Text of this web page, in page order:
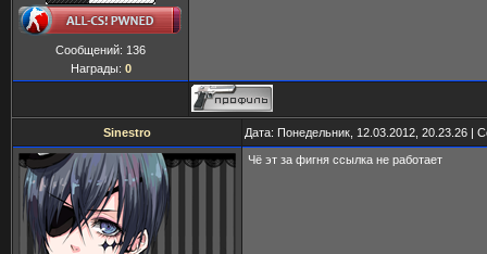
Сообщений: 136
Награды: 0
Sinestro Дата: Понедельник, 12.03.2012, 20.23.26 |
Чё эт за фигня ссылка не работает